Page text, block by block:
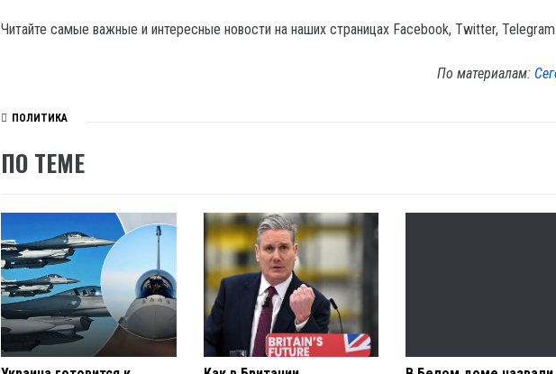
Читайте самые важные и интересные новости на наших страницах Facebook, Twitter, Telegram
По материалам:
ПОЛИТИКА
ПО ТЕМЕ